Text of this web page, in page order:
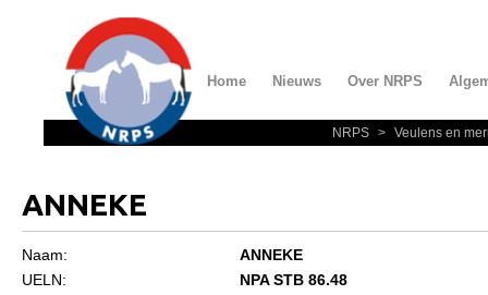
Home Nieuws Over NRPS
Over NRPS
NRPS > Veulens en
ANNEKE
Naam:
ANNEKE
UELN:
NPA STB 86.48